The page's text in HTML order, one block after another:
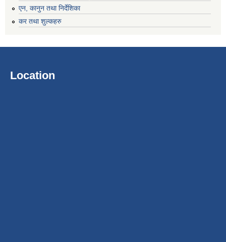
एन, कानुन तथा निर्देशिका
कर तथा शुल्कहरु
Location